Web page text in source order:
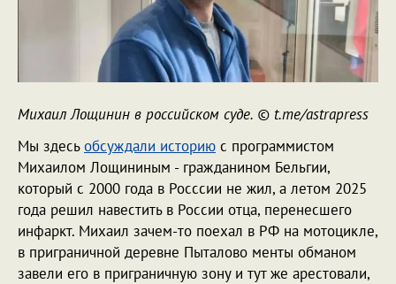
Михаил Лощинин в российском суде. © t.me/astrapress
Мы здесьобсуждали историю с программистом
Михаилом Лощининым - гражданином Бельгии,
который с 2000 года в Росссии не жил, а летом 2025
года решил навестить в России отца, перенесшего
инфаркт. Михаил зачем-то поехал в РФ на мотоцикле,
в приграничной деревне Пыталово менты обманом
завели его в приграничную зону и тут же арестовали,